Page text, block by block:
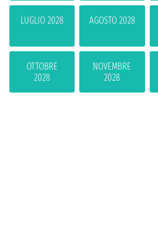
LUGLIO 2028 AGOSTO 2028
OTTOBRE
2028
NOVEMBRE
2028